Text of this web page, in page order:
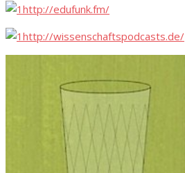
http://edufunk.fm/
http://wissenschaftspodcasts.de/